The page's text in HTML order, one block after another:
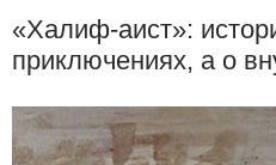
«Халиф-аист»:
приключениях, а о